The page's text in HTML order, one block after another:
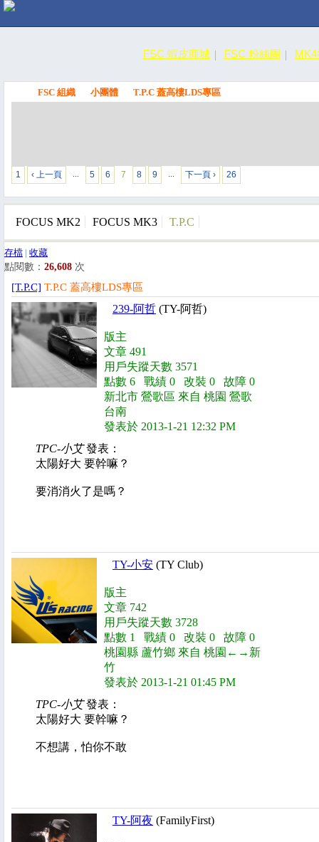
FSC 蝦皮商城 FSC 粉絲團
FSC 組織 小團體 T.P.C 蓋高樓LDS專區
1 ‹ 上一頁 … 5 6 7 8 9 … 下一頁 › 26
FOCUS MK2 FOCUS MK3 T.P.C
存檔 | 收藏
點閱數： 26,608 次
[T.P.C] T.P.C 蓋高樓LDS專區
239-阿哲 (TY-阿哲)
版主
文章 491
用戶失蹤天數 3571
點數 6 戰績 0 改裝 0 故障 0
新北市 鶯歌區 來自 桃園 鶯歌
台南
發表於 2013-1-21 12:32 PM
TPC-小艾發表：
太陽好大 要幹嘛？
要消消火了是嗎？
TY-小安 (TY Club)
版主
文章 742
用戶失蹤天數 3728
點數 1 戰績 0 改裝 0 故障 0
桃園縣 蘆竹鄉 來自 桃園←→新
竹
發表於 2013-1-21 01:45 PM
TPC-小艾發表：
太陽好大 要幹嘛？
不想講，怕你不敢
TY-阿夜 (FamilyFirst)